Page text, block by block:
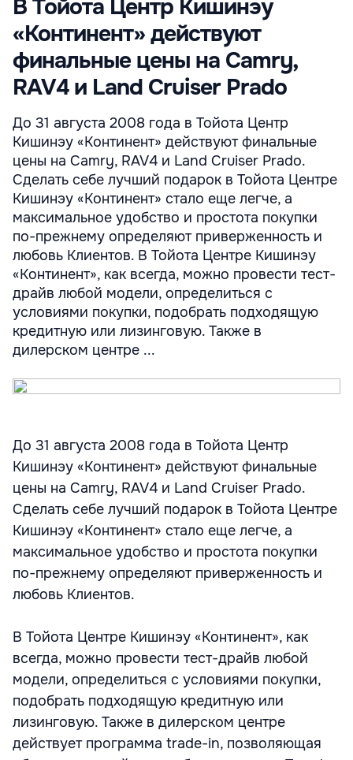
В Тойота Центр Кишинэу
«Континент» действуют
финальные цены на Camry,
RAV4 и Land Cruiser Prado
До 31 августа 2008 года в Тойота Центр
Кишинэу «Континент» действуют финальные
цены на Camry, RAV4 и Land Cruiser Prado.
Сделать себе лучший подарок в Тойота Центре
Кишинэу «Континент» стало еще легче, а
максимальное удобство и простота покупки
по-прежнему определяют приверженность и
любовь Клиентов. В Тойота Центре Кишинэу
«Континент», как всегда, можно провести тест-
драйв любой модели, определиться с
условиями покупки, подобрать подходящую
кредитную или лизинговую. Также в
дилерском центре ...
До 31 августа 2008 года в Тойота Центр
Кишинэу «Континент» действуют финальные
цены на Camry, RAV4 и Land Cruiser Prado.
Сделать себе лучший подарок в Тойота Центре
Кишинэу «Континент» стало еще легче, а
максимальное удобство и простота покупки
по-прежнему определяют приверженность и
любовь Клиентов.
В Тойота Центре Кишинэу «Континент», как
всегда, можно провести тест-драйв любой
модели, определиться с условиями покупки,
подобрать подходящую кредитную или
лизинговую. Также в дилерском центре
действует программа trade-in, позволяющая